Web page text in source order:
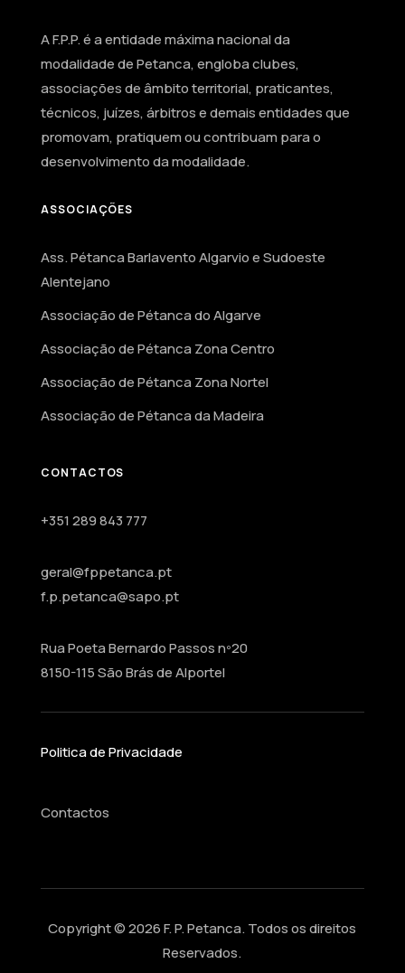
A F.P.P. é a entidade máxima nacional da
modalidade de Petanca, engloba clubes,
associações de âmbito territorial, praticantes,
técnicos, juízes, árbitros e demais entidades que
promovam, pratiquem ou contribuam para o
desenvolvimento da modalidade.
ASSOCIAÇÕES
Ass. Pétanca Barlavento Algarvio e Sudoeste
Alentejano
Associação de Pétanca do Algarve
Associação de Pétanca Zona Centro
Associação de Pétanca Zona Nortel
Associação de Pétanca da Madeira
CONTACTOS
+351 289 843 777
geral@fppetanca.pt
f.p.petanca@sapo.pt
Rua Poeta Bernardo Passos nº20
8150-115 São Brás de Alportel
Politica de Privacidade
Contactos
Copyright © 2026 F. P. Petanca. Todos os direitos
Reservados.